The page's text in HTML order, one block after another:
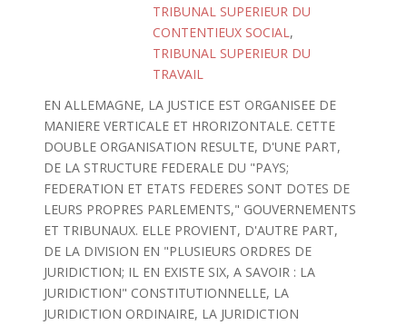
TRIBUNAL SUPERIEUR DU
CONTENTIEUX SOCIAL,
TRIBUNAL SUPERIEUR DU
TRAVAIL
EN ALLEMAGNE, LA JUSTICE EST ORGANISEE DE
MANIERE VERTICALE ET HRORIZONTALE. CETTE
DOUBLE ORGANISATION RESULTE, D'UNE PART,
DE LA STRUCTURE FEDERALE DU "PAYS;
FEDERATION ET ETATS FEDERES SONT DOTES DE
LEURS PROPRES PARLEMENTS," GOUVERNEMENTS
ET TRIBUNAUX. ELLE PROVIENT, D'AUTRE PART,
DE LA DIVISION EN "PLUSIEURS ORDRES DE
JURIDICTION; IL EN EXISTE SIX, A SAVOIR : LA
JURIDICTION" CONSTITUTIONNELLE, LA
JURIDICTION ORDINAIRE, LA JURIDICTION